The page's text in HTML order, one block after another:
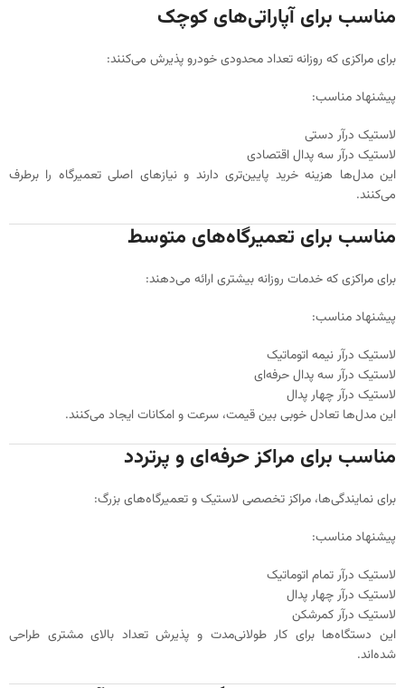
مناسب برای آپاراتی‌های کوچک
برای مراکزی که روزانه تعداد محدودی خودرو پذیرش می‌کنند:
پیشنهاد مناسب:
لاستیک درآر دستی
لاستیک درآر سه پدال اقتصادی
این مدل‌ها هزینه خرید پایین‌تری دارند و نیازهای اصلی تعمیرگاه را برطرف
می‌کنند.
مناسب برای تعمیرگاه‌های متوسط
برای مراکزی که خدمات روزانه بیشتری ارائه می‌دهند:
پیشنهاد مناسب:
لاستیک درآر نیمه اتوماتیک
لاستیک درآر سه پدال حرفه‌ای
لاستیک درآر چهار پدال
این مدل‌ها تعادل خوبی بین قیمت، سرعت و امکانات ایجاد می‌کنند.
مناسب برای مراکز حرفه‌ای و پرتردد
برای نمایندگی‌ها، مراکز تخصصی لاستیک و تعمیرگاه‌های بزرگ:
پیشنهاد مناسب:
لاستیک درآر تمام اتوماتیک
لاستیک درآر چهار پدال
لاستیک درآر کمرشکن
این دستگاه‌ها برای کار طولانی‌مدت و پذیرش تعداد بالای مشتری طراحی
شده‌اند.